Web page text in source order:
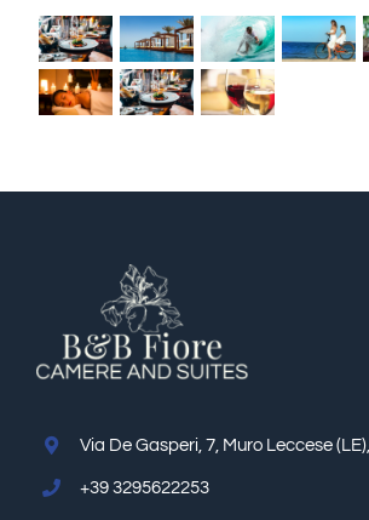
Via De Gasperi, 7, Muro Leccese
+39 3295622253